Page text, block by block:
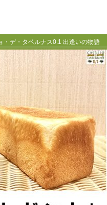
・デ・タベルナス0.1 出逢いの物語